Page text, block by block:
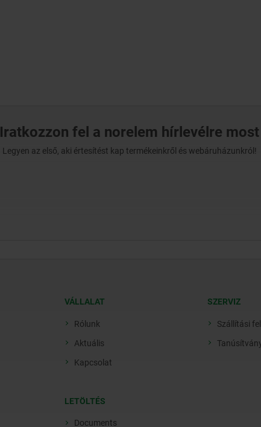
Iratkozzon fel a norelem hírlevélre most
Legyen az első, aki értesítést kap termékeinkről és webáruházunkról!
VÁLLALAT
Rólunk
Aktuális
Kapcsolat
LETÖLTÉS
Documents
SZERVIZ
Szállítási